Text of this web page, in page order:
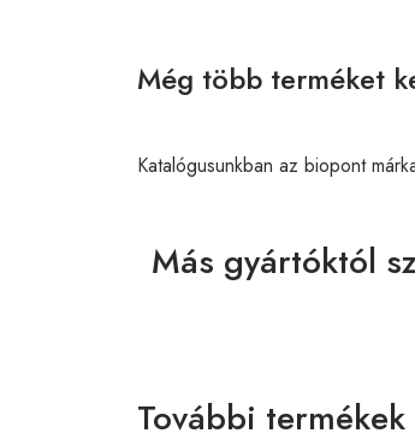
Még több terméket
Katalógusunkban az biopont
Más gyártóktól
További